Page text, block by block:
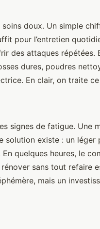
doux. Un simple
pour l’entretien
des attaques répétées.
dures, poudres
En clair, on traite
signes de fatigue. Une
solution existe : un léger
quelques heures, le
sans tout refaire
mais un